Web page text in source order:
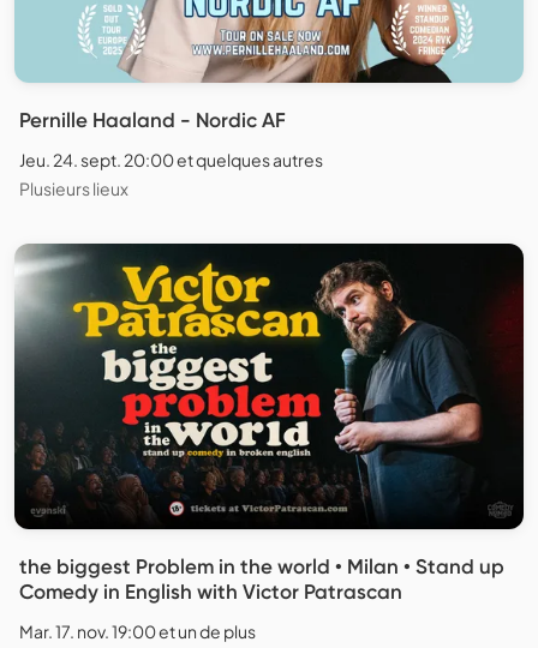
Pernille Haaland - Nordic AF
Jeu. 24. sept. 20:00 et quelques autres
Plusieurs lieux
the biggest Problem in the world • Milan • Stand up
Comedy in English with Victor Patrascan
Mar. 17. nov. 19:00 et un de plus